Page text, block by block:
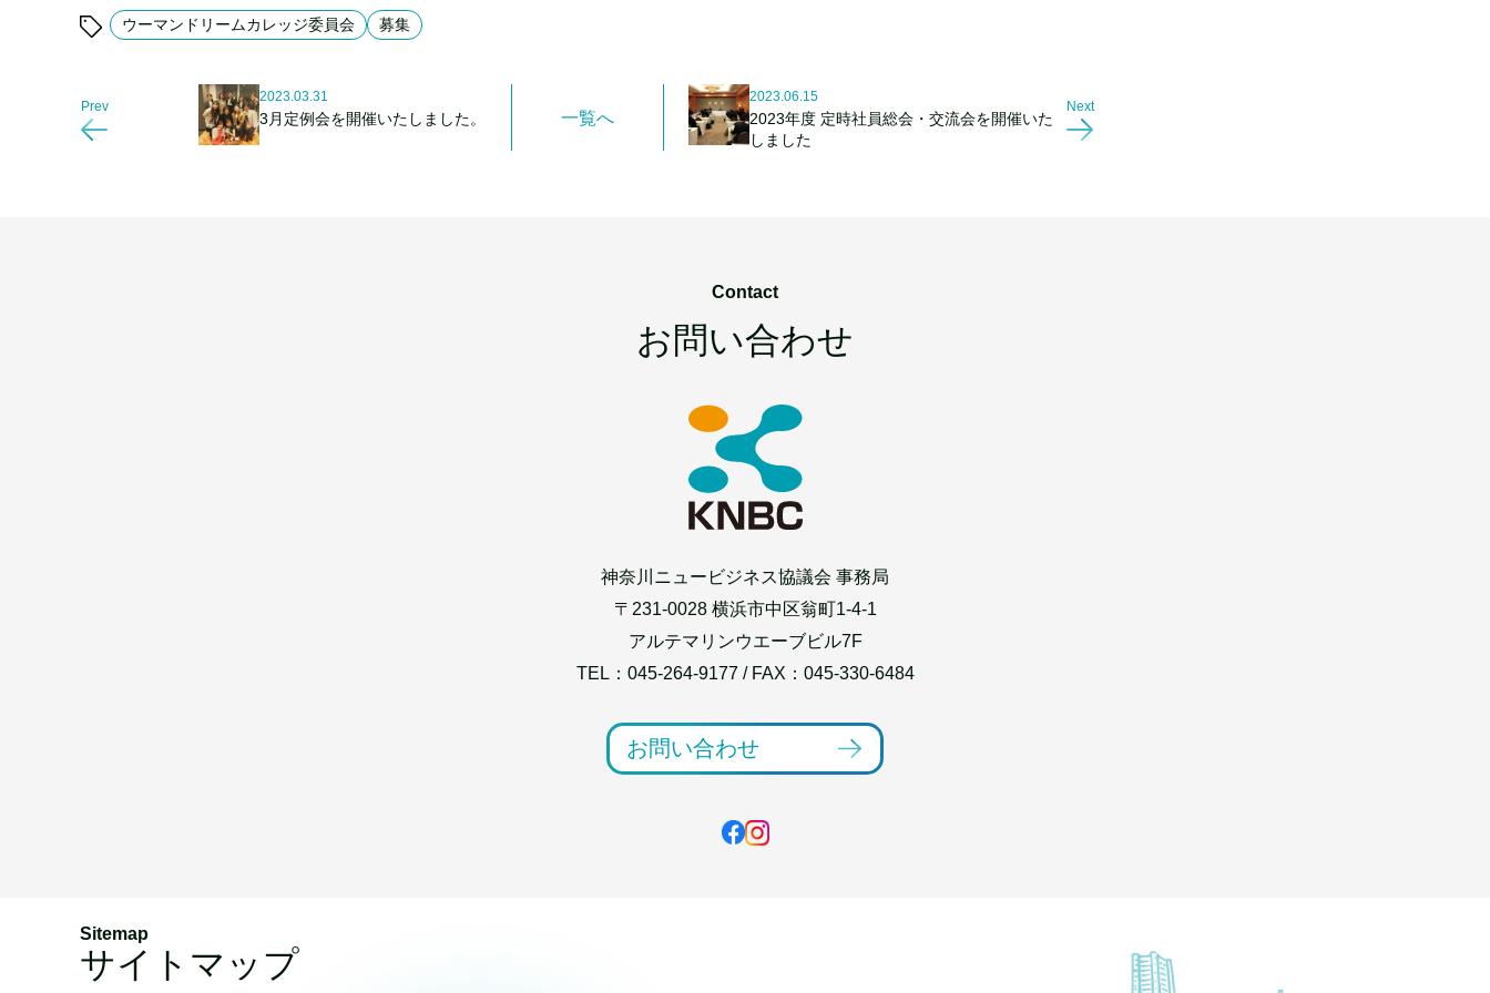
ウーマンドリームカレッジ委員会 募集
Prev
2023.03.31
3月定例会を開催いたしました。 一覧へ
2023.06.15
2023年度 定時社員総会・交流会を開催いた
しました
Next
Contact
お問い合わせ
神奈川ニュービジネス協議会 事務局
〒231-0028 横浜市中区翁町1-4-1
アルテマリンウエーブビル7F
TEL： 045-264-9177 / FAX：045-330-6484
お問い合わせ
Sitemap
サイトマップ